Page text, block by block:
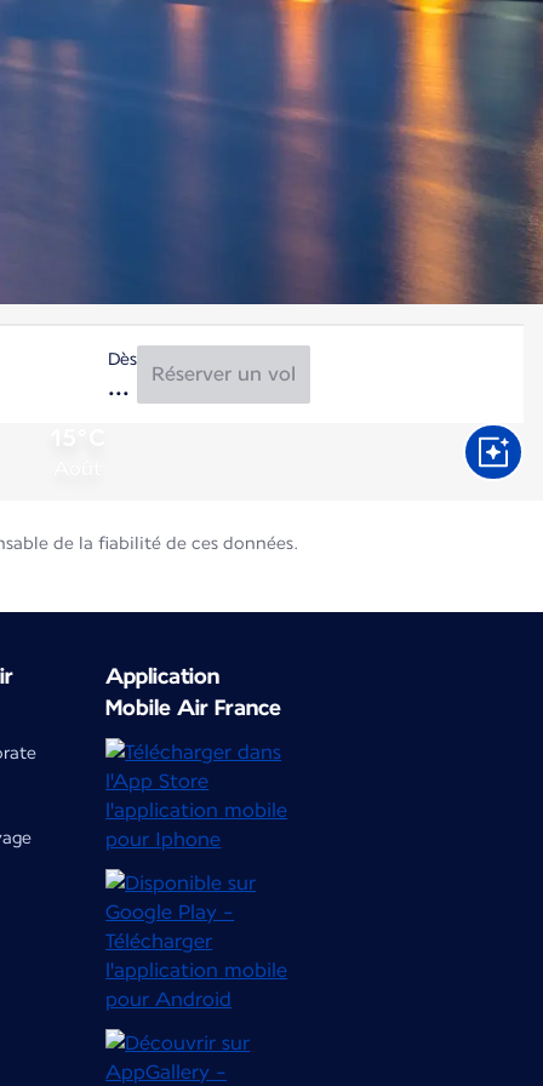
Dès
Réserver un vol
de la fiabilité de ces données.
Application
Mobile Air France